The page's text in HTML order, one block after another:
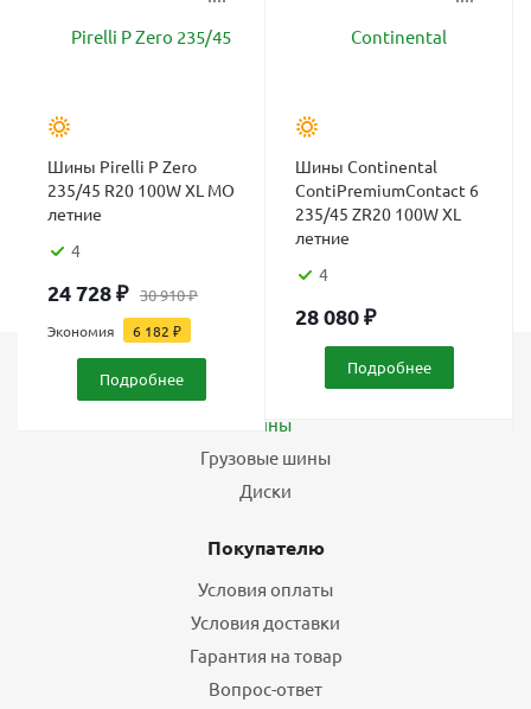
Шины Pirelli P Zero
235/45 R20 100W XL MO
летние
4
24 728₽ 30 910₽
Экономия 6 182 ₽
Подробнее
Шины Continental
ContiPremiumContact 6
235/45 ZR20 100W XL
летние
4
28 080₽
Подробнее
Шины
Грузовые шины
Диски
Покупателю
Условия оплаты
Условия доставки
Гарантия на товар
Вопрос-ответ